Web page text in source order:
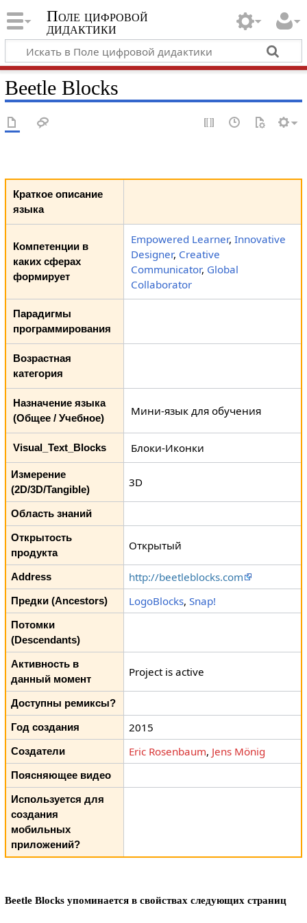
Поле цифровой
дидактики
Beetle Blocks
Краткое описание
языка
Компетенции в
каких сферах
формирует
Empowered Learner, Innovative
Designer, Creative
Communicator, Global
Collaborator
Парадигмы
программирования
Возрастная
категория
Назначение языка
(Общее / Учебное)
Мини-язык для обучения
Visual_Text_Blocks Блоки-Иконки
Измерение
(2D/3D/Tangible)
3D
Область знаний
Открытость
продукта
Открытый
Address http://beetleblocks.com
Предки (Ancestors) LogoBlocks,Snap!
Потомки
(Descendants)
Активность в
данный момент
Project is active
Доступны ремиксы?
Год создания 2015
Создатели Eric Rosenbaum, Jens Mönig
Поясняющее видео
Используется для
создания
мобильных
приложений?
Beetle Blocks упоминается в свойствах следующих страниц